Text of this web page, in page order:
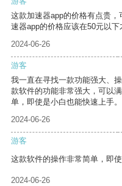
这款加速器app的价格有点贵
速器app的价格应该在50元以下
2024-06-26
游客
我一直在寻找一款功能强大、
款软件的功能非常强大，可以
单，即使是小白也能快速上手。
2024-06-26
游客
这款软件的操作非常简单，即
2024-06-26